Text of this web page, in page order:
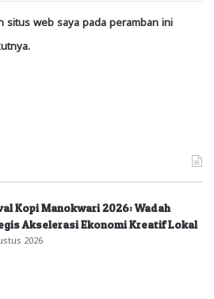
situs web saya pada peramban ini
Kopi Manokwari 2026: Wadah
Akselerasi Ekonomi Kreatif Lokal
2026